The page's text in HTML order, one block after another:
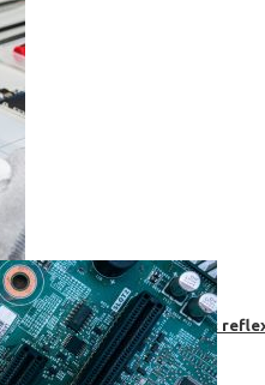
vieux appareil photo «